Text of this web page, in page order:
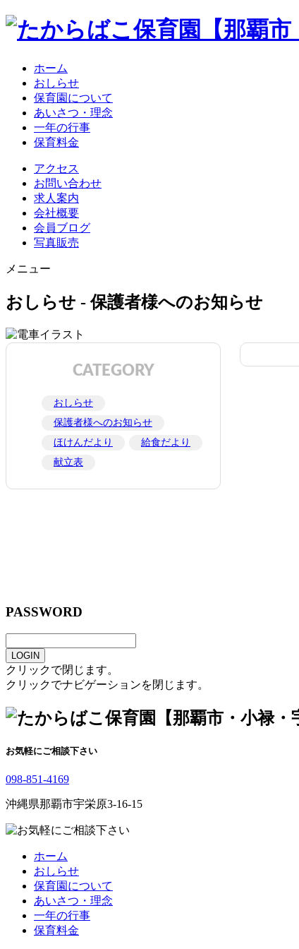
ホーム
おしらせ
保育園について
あいさつ・理念
一年の行事
保育料金
アクセス
お問い合わせ
求人案内
会社概要
会員ブログ
写真販売
メニュー
おしらせ - 保護者様へのお知らせ
CATEGORY
おしらせ
保護者様へのお知らせ
ほけんだより
給食だより
献立表
PASSWORD
LOGIN
クリックで閉じます。
クリックでナビゲーションを閉じます。
お気軽にご相談下さい
098-851-4169
沖縄県那覇市宇栄原3-16-15
ホーム
おしらせ
保育園について
あいさつ・理念
一年の行事
保育料金